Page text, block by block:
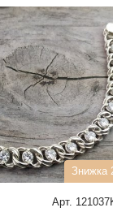
Знижка
Арт.